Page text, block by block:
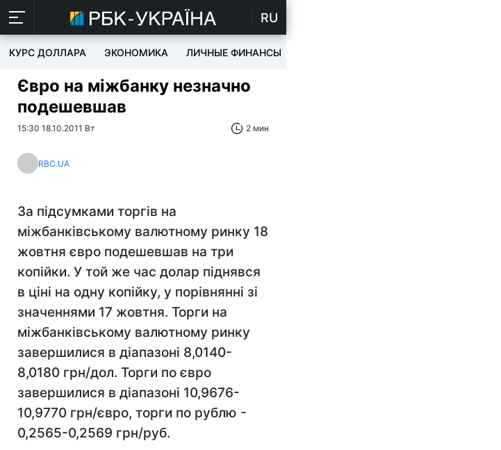
RU
КУРС ДОЛЛАРА ЭКОНОМИКА ЛИЧНЫЕ ФИНАНСЫ
Євро на міжбанку незначно
подешевшав
15:30 18.10.2011 Вт 2 мин
RBC.UA
За підсумками торгів на
міжбанківському валютному ринку 18
жовтня євро подешевшав на три
копійки. У той же час долар піднявся
в ціні на одну копійку, у порівнянні зі
значеннями 17 жовтня. Торги на
міжбанківському валютному ринку
завершилися в діапазоні 8,0140-
8,0180 грн/дол. Торги по євро
завершилися в діапазоні 10,9676-
10,9770 грн/євро, торги по рублю -
0,2565-0,2569 грн/руб.